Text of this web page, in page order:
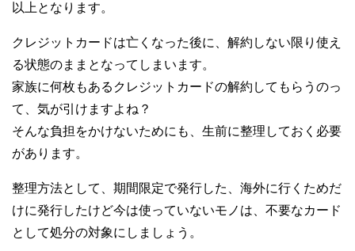
以上となります。
クレジットカードは亡くなった後に、解約しない限り使え
る状態のままとなってしまいます。
家族に何枚もあるクレジットカードの解約してもらうのっ
て、気が引けますよね？
そんな負担をかけないためにも、生前に整理しておく必要
があります。
整理方法として、期間限定で発行した、海外に行くためだ
けに発行したけど今は使っていないモノは、不要なカード
として処分の対象にしましょう。